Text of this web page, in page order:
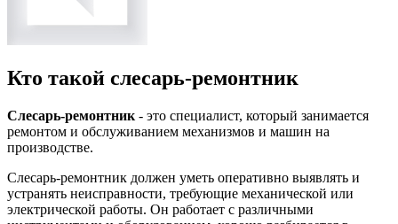
Кто такой слесарь-ремонтник
Слесарь-ремонтник - это специалист, который занимается
ремонтом и обслуживанием механизмов и машин на
производстве.
Слесарь-ремонтник должен уметь оперативно выявлять и
устранять неисправности, требующие механической или
электрической работы. Он работает с различными